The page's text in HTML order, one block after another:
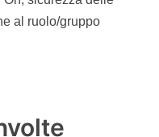
al ruolo/gruppo